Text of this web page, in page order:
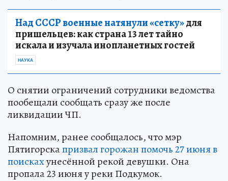
Над СССР военные натянули «сетку»для
пришельцев: как страна 13 лет тайно
искала и изучала инопланетных гостей
НАУКА
О снятии ограничений сотрудники ведомства
пообещали сообщать сразу же после
ликвидации ЧП.
Напомним, ранее сообщалось, что мэр
Пятигорскапризвал горожан помочь 27 июня в
поискахунесённой рекой девушки. Она
пропала 23 июня у реки Подкумок.